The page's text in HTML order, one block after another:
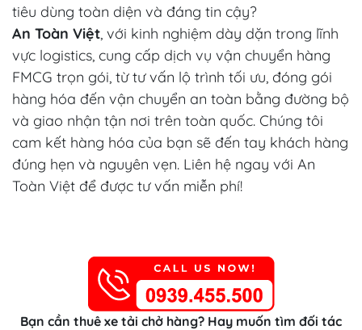
tiêu dùng toàn diện và đáng tin cậy?
An Toàn Việt, với kinh nghiệm dày dặn trong lĩnh
vực logistics, cung cấp dịch vụ vận chuyển hàng
FMCG trọn gói, từ tư vấn lộ trình tối ưu, đóng gói
hàng hóa đến vận chuyển an toàn bằng đường bộ
và giao nhận tận nơi trên toàn quốc. Chúng tôi
cam kết hàng hóa của bạn sẽ đến tay khách hàng
đúng hẹn và nguyên vẹn. Liên hệ ngay với An
Toàn Việt để được tư vấn miễn phí!
Bạn cần thuê xe tải chở hàng? Hay muốn tìm đối tác